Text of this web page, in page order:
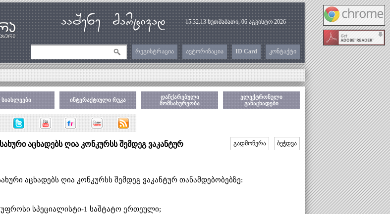
15:32:14ხუთშაბათი, 06 აგვისტო 2026
კონტაქტი
ID Card
ავტორიზაცია
რეგისტრაცია
სიახლეები ინტერაქტიული რუკა
დაჩქარებული
მომსახურეობა
ელექტრონული
განაცხადები
აცხადებს ღია კონკურსს შემდეგ ვაკანტურ
აცხადებს ღია კონკურსს შემდეგ ვაკანტურ თანამდებობებზე:
სპეციალისტი-1 საშტატო ერთეული;
გადმოწერა ბეჭდვა